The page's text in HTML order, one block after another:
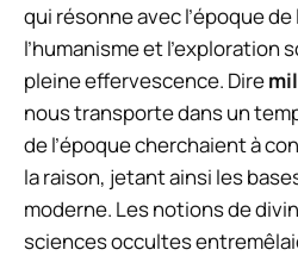
qui résonne avec l’époque de
l’humanisme et
pleine effervescence. Dire
nous transporte dans un
de l’époque cherchaient à
la raison, jetant ainsi les
moderne. Les notions de
sciences occultes